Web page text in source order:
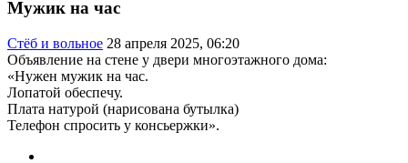
Мужик на час
Стёб и вольное 28 апреля 2025, 06:20
Объявление на стене у двери многоэтажного дома:
«Нужен мужик на час.
Лопатой обеспечу.
Плата натурой (нарисована бутылка)
Телефон спросить у консьержки».